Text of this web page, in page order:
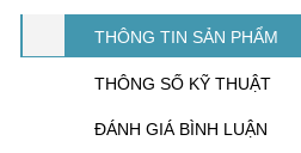
THÔNG TIN SẢN PHẨM
THÔNG SỐ KỸ THUẬT
ĐÁNH GIÁ BÌNH LUẬN